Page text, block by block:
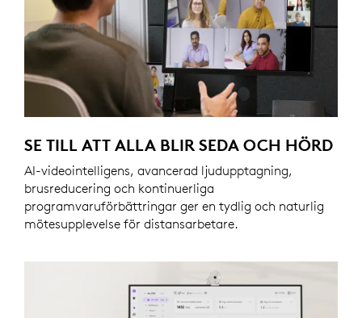
SE TILL ATT ALLA BLIR SEDA OCH HÖRD
AI-videointelligens, avancerad ljudupptagning,
brusreducering och kontinuerliga
programvaruförbättringar ger en tydlig och naturlig
mötesupplevelse för distansarbetare.